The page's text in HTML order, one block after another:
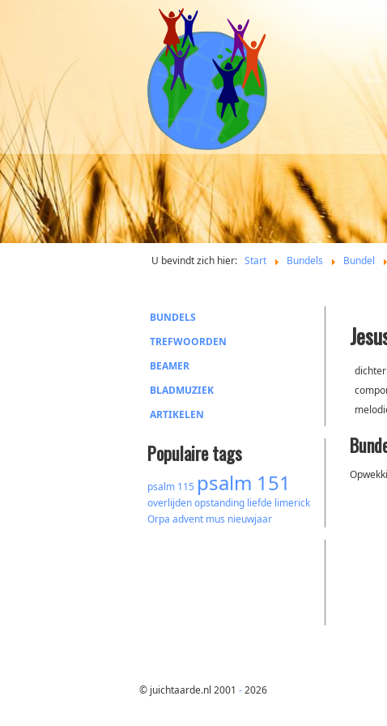
U bevindt zich hier: Start Bundels Bundel
BUNDELS
TREFWOORDEN
BEAMER
BLADMUZIEK
ARTIKELEN
Populaire tags
psalm 115 psalm 151
overlijdenopstanding liefde limerick
Orpa advent mus nieuwjaar
© juichtaarde.nl 2001 -2026